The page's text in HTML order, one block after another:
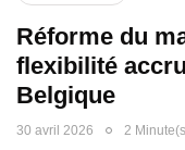
Réforme du
flexibilité
Belgique
30 avril 2026 2